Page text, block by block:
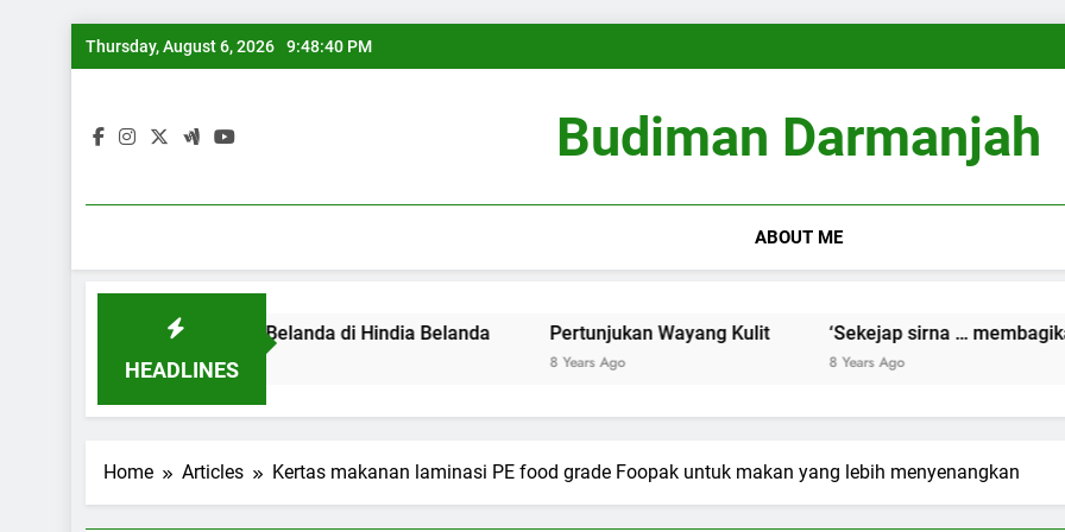
Skip
to
Thursday, August 6, 2026 9:48:40 PM
Willem Jan Pieter Van
‘Sekejap sirna … membagikan
‘Sekejap sirna … membagikan
Budiman Darmanjah
ABOUT ME
HEADLINES
Der Does, pelukis Belanda di Hindia Belanda Pertunjukan Wayang Kulit
8 Years Ago
‘Sekejap sirna … membagikan
8 Years Ago
Home Articles Kertas makanan laminasi PE food grade Foopak untuk makan yang lebih menyenangkan